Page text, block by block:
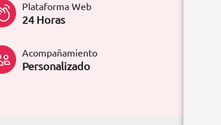
Plataforma Web
24 Horas
Acompañamiento
Personalizado